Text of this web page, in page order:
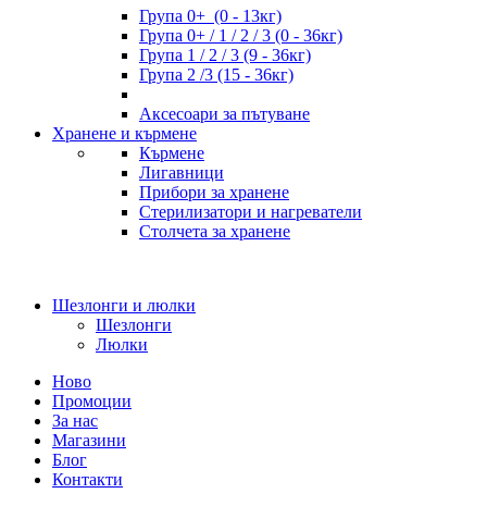
Група 0+ (0 - 13кг)
Група 0+ / 1 / 2 / 3 (0 - 36кг)
Група 1 / 2 / 3 (9 - 36кг)
Група 2 /3 (15 - 36кг)
Аксесоари за пътуване
Хранене и кърмене
Кърмене
Лигавници
Прибори за хранене
Стерилизатори и нагреватели
Столчета за хранене
Шезлонги и люлки
Шезлонги
Люлки
Ново
Промоции
За нас
Магазини
Блог
Контакти